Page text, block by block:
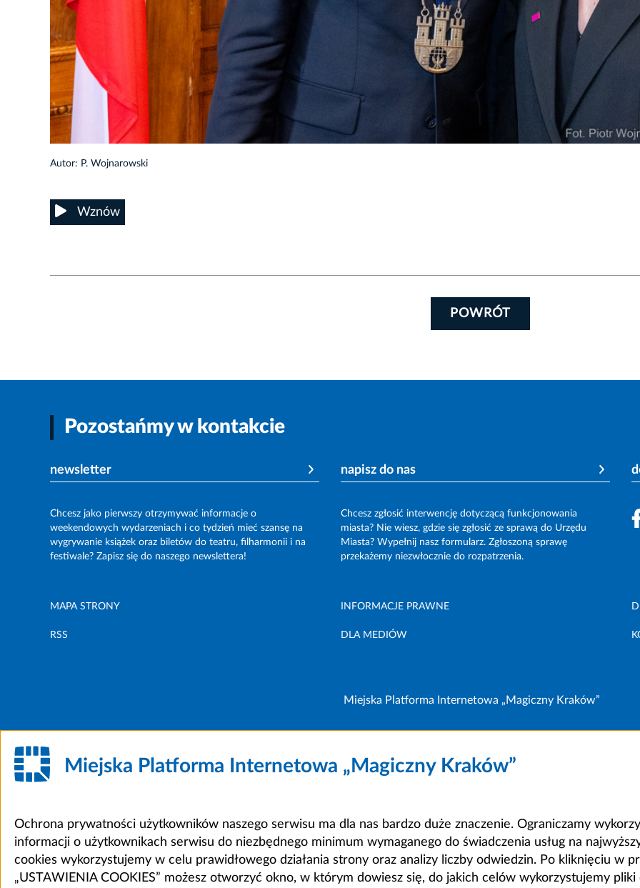
Autor: P. Wojnarowski
Wznów
POWRÓT
Pozostańmy w kontakcie
newsletter
Chcesz jako pierwszy otrzymywać informacje o
weekendowych wydarzeniach i co tydzień mieć szansę na
wygrywanie książek oraz biletów do teatru, filharmonii i na
festiwale? Zapisz się do naszego newslettera!
napisz do nas
Chcesz zgłosić interwencję dotyczącą funkcjonowania
miasta? Nie wiesz, gdzie się zgłosić ze sprawą do Urzędu
Miasta? Wypełnij nasz formularz. Zgłoszoną sprawę
przekażemy niezwłocznie do rozpatrzenia.
MAPA STRONY INFORMACJE PRAWNE
RSS DLA MEDIÓW
Miejska Platforma Internetowa „Magiczny Kraków”
Miejska Platforma Internetowa „Magiczny Kraków”
Ochrona prywatności użytkowników naszego serwisu ma dla nas bardzo duże znaczenie. Ograniczamy
informacji o użytkownikach serwisu do niezbędnego minimum wymaganego do świadczenia usług na
cookies wykorzystujemy w celu prawidłowego działania strony oraz analizy liczby odwiedzin. Po kliknięciu w
„USTAWIENIA COOKIES” możesz otworzyć okno, w którym dowiesz się, do jakich celów wykorzystujemy pliki